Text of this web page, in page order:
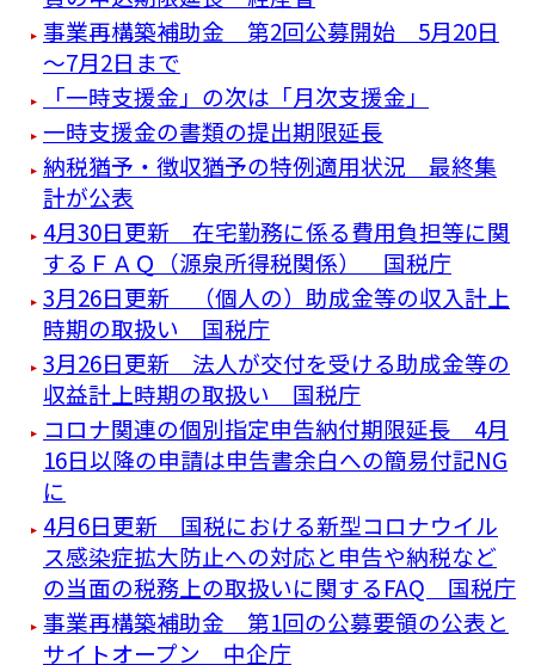
事業再構築補助金 第2回公募開始 5月20日
～7月2日まで
「一時支援金」の次は「月次支援金」
一時支援金の書類の提出期限延長
納税猶予・徴収猶予の特例適用状況 最終集
計が公表
4月30日更新 在宅勤務に係る費用負担等に関
するＦＡＱ（源泉所得税関係） 国税庁
3月26日更新 （個人の）助成金等の収入計上
時期の取扱い 国税庁
3月26日更新 法人が交付を受ける助成金等の
収益計上時期の取扱い 国税庁
コロナ関連の個別指定申告納付期限延長 4月
16日以降の申請は申告書余白への簡易付記NG
に
4月6日更新 国税における新型コロナウイル
ス感染症拡大防止への対応と申告や納税など
の当面の税務上の取扱いに関するFAQ 国税庁
事業再構築補助金 第1回の公募要領の公表と
サイトオープン 中企庁